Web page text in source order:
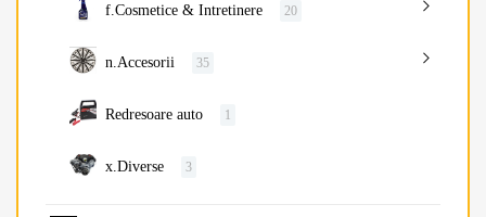
f.Cosmetice & Intretinere 20
n.Accesorii 35
Redresoare auto 1
x.Diverse 3